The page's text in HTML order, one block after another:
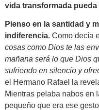
vida transformada
Pienso en la santidad y
indiferencia. Como decía
cosas como Dios te las
mañana será lo que Dios
sufriendo en silencio y
el Hermano Rafael la
Mientras pelaba nabos en
pequeño que era ese